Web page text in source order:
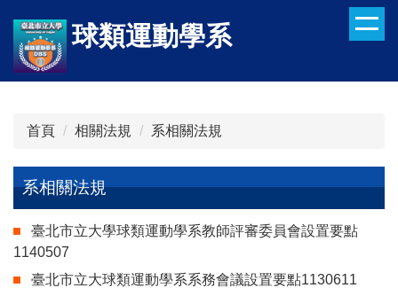
到
主
要
球類運動學系
首頁 相關法規 系相關法規
系相關法規
臺北市立大學球類運動學系教師評審委員會設置要點
1140507
臺北市立大球類運動學系系務會議設置要點1130611